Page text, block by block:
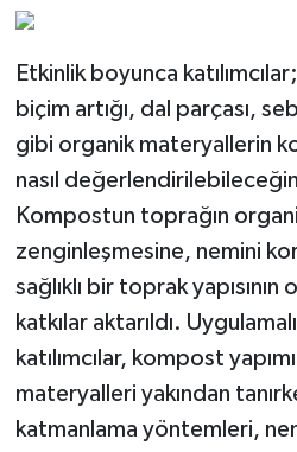
Etkinlik boyunca
biçim artığı, dal parçası,
gibi organik materyallerin
nasıl
Kompostun toprağın
zenginleşmesine, nemini
sağlıklı bir toprak yapısının
katkılar aktarıldı.
katılımcılar, kompost
materyalleri yakından
katmanlama yöntemleri,